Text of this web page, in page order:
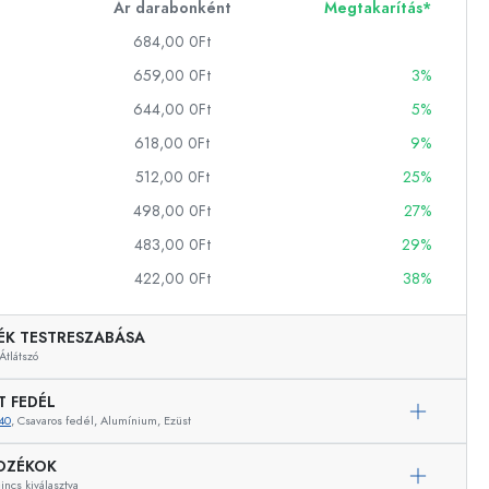
Ár darabonként
Megtakarítás*
684,00 0Ft
659,00 0Ft
3%
644,00 0Ft
5%
618,00 0Ft
9%
512,00 0Ft
25%
498,00 0Ft
27%
483,00 0Ft
29%
422,00 0Ft 38%
TESTRESZABÁSA
Átlátszó
FEDÉL
, Csavaros fedél, Alumínium, Ezüst
kiválasztva